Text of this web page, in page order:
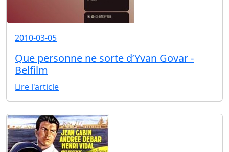
2010-03-05
Que personne ne sorte d’Yvan Govar -
Belfilm
Lire l'article